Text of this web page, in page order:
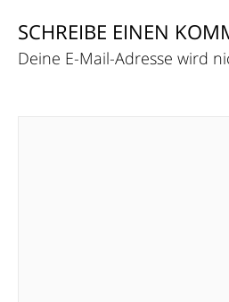
SCHREIBE EINEN
Deine E-Mail-Adresse wird